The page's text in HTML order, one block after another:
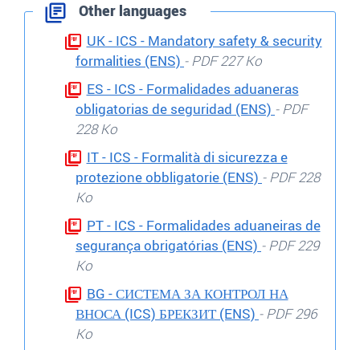
Other languages
UK - ICS - Mandatory safety & security
formalities (ENS) - PDF 227 Ko
ES - ICS - Formalidades aduaneras
obligatorias de seguridad (ENS) - PDF
228 Ko
IT - ICS - Formalità di sicurezza e
protezione obbligatorie (ENS) - PDF 228
Ko
PT - ICS - Formalidades aduaneiras de
segurança obrigatórias (ENS) - PDF 229
Ko
BG - СИСТЕМА ЗА КОНТРОЛ НА
ВНОСА (ICS) БРЕКЗИТ (ENS) - PDF 296
Ko